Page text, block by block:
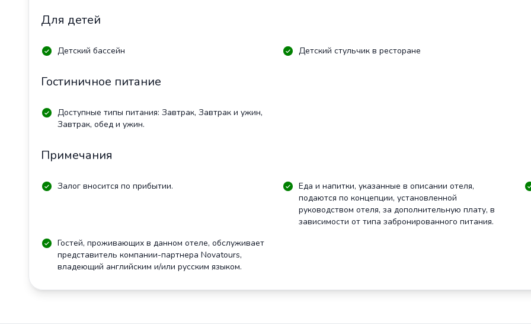
Для детей
Детский бассейн Детский стульчик в ресторане
Гостиничное питание
Доступные типы питания: Завтрак, Завтрак и ужин,
Завтрак, обед и ужин.
Примечания
Залог вносится по прибытии.
Еда и напитки, указанные в описании отеля,
подаются по концепции, установленной
руководством отеля, за дополнительную плату, в
зависимости от типа забронированного питания.
Гостей, проживающих в данном отеле, обслуживает
представитель компании-партнера Novatours,
владеющий английским и/или русским языком.